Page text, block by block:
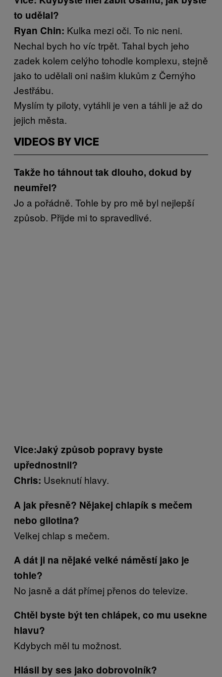
to udělal?
Ryan Chin: Kulka mezi oči. To nic neni.
Nechal bych ho víc trpět. Tahal bych jeho
zadek kolem celýho tohodle komplexu, stejně
jako to udělali oni našim klukům z Černýho
Jestřábu.
Myslím ty piloty, vytáhli je ven a táhli je až do
jejich města.
VIDEOS BY VICE
Takže ho táhnout tak dlouho, dokud by
neumřel?
Jo a pořádně. Tohle by pro mě byl nejlepší
způsob. Přijde mi to spravedlivé.
Vice:Jaký způsob popravy byste
upřednostnil?
Chris: Useknutí hlavy.
A jak přesně? Nějakej chlapík s mečem
nebo gilotina?
Velkej chlap s mečem.
A dát ji na nějaké velké náměstí jako je
tohle?
No jasně a dát přímej přenos do televize.
Chtěl byste být ten chlápek, co mu usekne
hlavu?
Kdybych měl tu možnost.
Hlásil by ses jako dobrovolník?